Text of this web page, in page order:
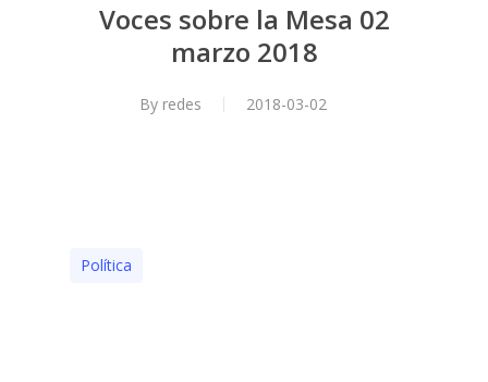
Voces sobre la Mesa 02
marzo 2018
By redes 2018-03-02
Polí­tica